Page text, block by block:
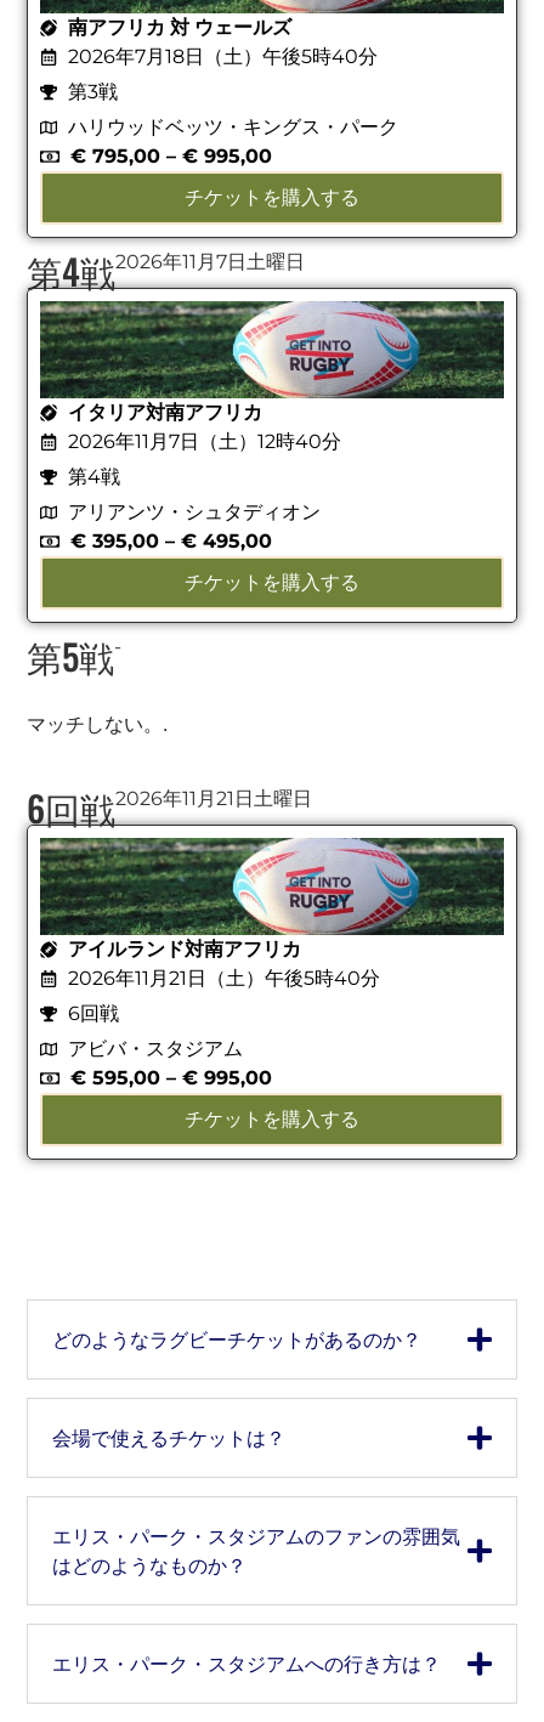
南アフリカ 対 ウェールズ
2026年7月18日（土）午後5時40分
第3戦
ハリウッドベッツ・キングス・パーク
€ 795,00 –€ 995,00
チケットを購入する
第4戦2026年11月7日土曜日
イタリア対南アフリカ
2026年11月7日（土）12時40分
第4戦
アリアンツ・シュタディオン
€ 395,00 –€ 495,00
チケットを購入する
第5戦-
マッチしない。.
6回戦2026年11月21日土曜日
アイルランド対南アフリカ
2026年11月21日（土）午後5時40分
6回戦
アビバ・スタジアム
€ 595,00 –€ 995,00
チケットを購入する
どのようなラグビーチケットがあるのか？
会場で使えるチケットは？
エリス・パーク・スタジアムのファンの雰囲気
はどのようなものか？
エリス・パーク・スタジアムへの行き方は？